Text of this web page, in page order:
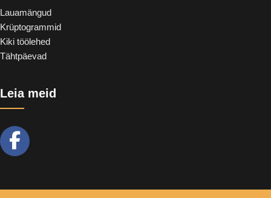
Lauamängud
Krüptogrammid
Kiki töölehed
Tähtpäevad
Leia meid